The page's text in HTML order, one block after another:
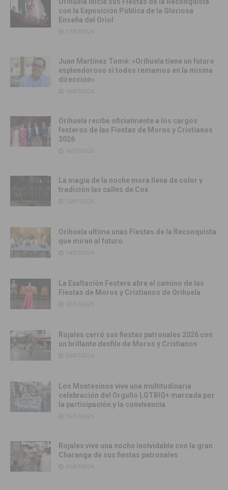
con la Exposición Pública de la Gloriosa
Enseña del Oriol
17/07/2026
Juan Martínez Tomé: «Orihuela tiene un futuro
esplendoroso si todos remamos en la misma
dirección»
16/07/2026
Orihuela recibe oficialmente a los cargos
festeros de las Fiestas de Moros y Cristianos
2026
16/07/2026
La magia de la noche mora llena de color y
tradición las calles de Cox
16/07/2026
Orihuela ultima unas Fiestas de la Reconquista
que miran al futuro
14/07/2026
La Exaltación Festera abre el camino de las
Fiestas de Moros y Cristianos de Orihuela
12/07/2026
Rojales cerró sus fiestas patronales 2026 con
un brillante desfile de Moros y Cristianos
06/07/2026
Los Montesinos vive una multitudinaria
celebración del Orgullo LGTBIQ+ marcada por
la participación y la convivencia
06/07/2026
Rojales vive una noche inolvidable con la gran
Charanga de sus fiestas patronales
05/07/2026